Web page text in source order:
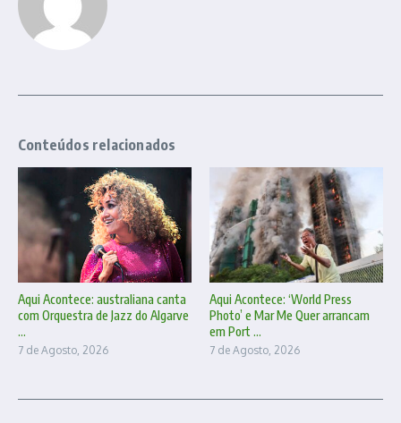
Conteúdos relacionados
Aqui Acontece: australiana canta
com Orquestra de Jazz do Algarve
...
7 de Agosto, 2026
Aqui Acontece: ‘World Press
Photo’ e Mar Me Quer arrancam
em Port ...
7 de Agosto, 2026